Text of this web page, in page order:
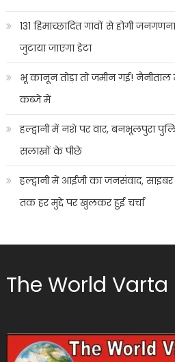
131 हिमाच्छादित गांवों से होगी
जुटाया जाएगा डेटा
भू कानून तोड़ा तो जमीन गई!
कब्जे में
हल्द्वानी में नशे पर वार, बनभूलपुरा
सलाखों के पीछे
हल्द्वानी में आईजी का जनसंवाद,
तक हर मुद्दे पर खुलकर हुई चर्चा
The World Varta